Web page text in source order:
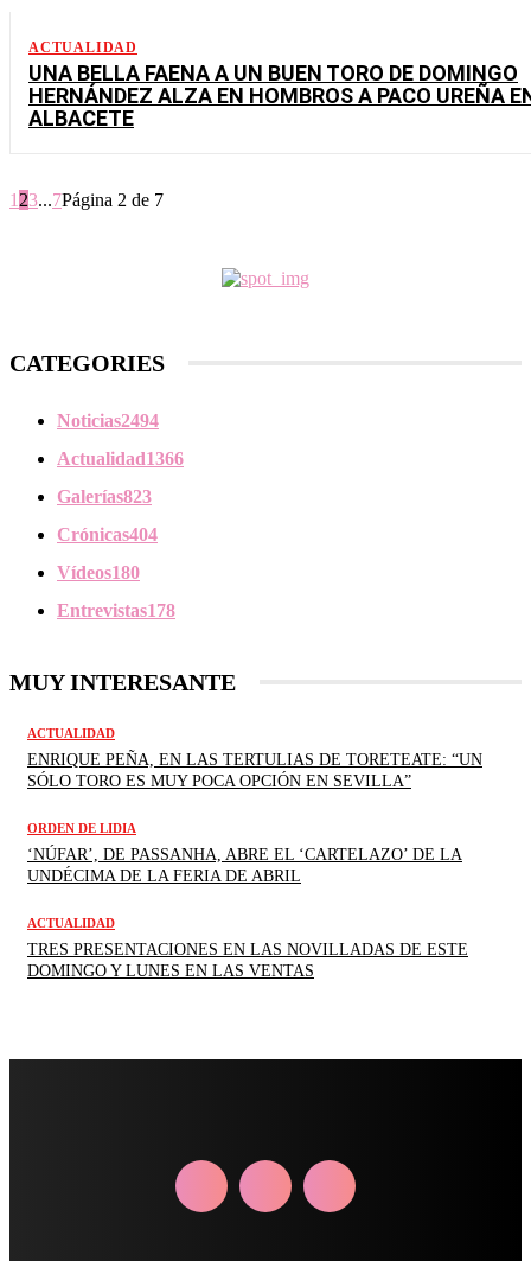
ACTUALIDAD
UNA BELLA FAENA A UN BUEN TORO DE DOMINGO
HERNÁNDEZ ALZA EN HOMBROS A PACO UREÑA
ALBACETE
1 23...7Página 2 de 7
CATEGORIES
Noticias2494
Actualidad1366
Galerías823
Crónicas404
Vídeos180
Entrevistas178
MUY INTERESANTE
ACTUALIDAD
ENRIQUE PEÑA, EN LAS TERTULIAS DE TORETEATE: “UN
SÓLO TORO ES MUY POCA OPCIÓN EN SEVILLA”
ORDEN DE LIDIA
‘NÚFAR’, DE PASSANHA, ABRE EL ‘CARTELAZO’ DE LA
UNDÉCIMA DE LA FERIA DE ABRIL
ACTUALIDAD
TRES PRESENTACIONES EN LAS NOVILLADAS DE ESTE
DOMINGO Y LUNES EN LAS VENTAS